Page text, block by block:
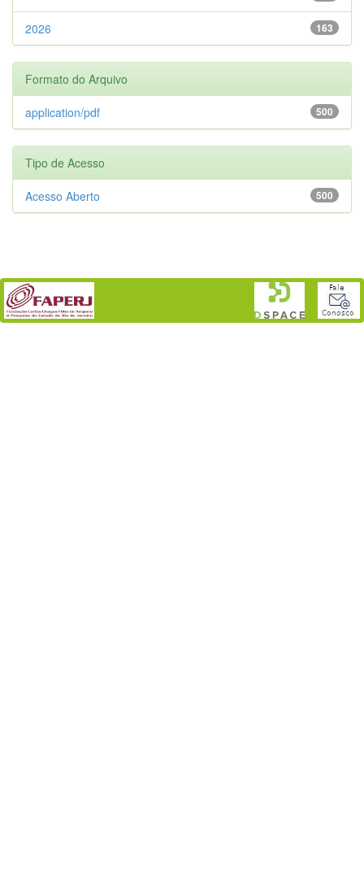
163
2026
Formato do Arquivo
500
application/pdf
Tipo de Acesso
500
Acesso Aberto